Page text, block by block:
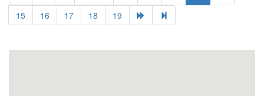
15
16 17 18 19